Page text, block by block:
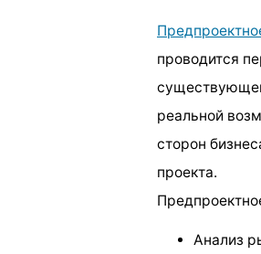
проводится
реальной
сторон
проекта.
Анализ